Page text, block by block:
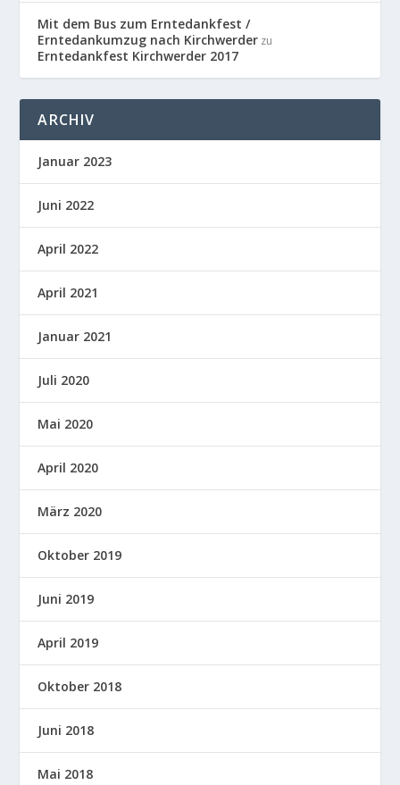
Mit dem Bus zum Erntedankfest /
Erntedankumzug nach Kirchwerder zu
Erntedankfest Kirchwerder 2017
ARCHIV
Januar 2023
Juni 2022
April 2022
April 2021
Januar 2021
Juli 2020
Mai 2020
April 2020
März 2020
Oktober 2019
Juni 2019
April 2019
Oktober 2018
Juni 2018
Mai 2018